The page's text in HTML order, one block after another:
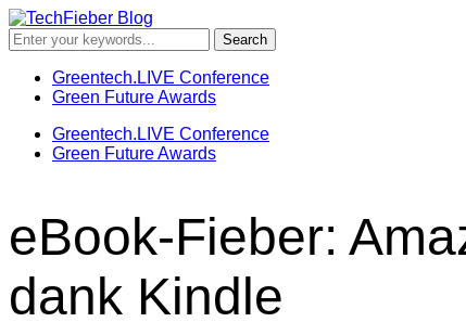
Greentech.LIVE Conference
Green Future Awards
Greentech.LIVE Conference
Green Future Awards
eBook-Fieber:
dank Kindle